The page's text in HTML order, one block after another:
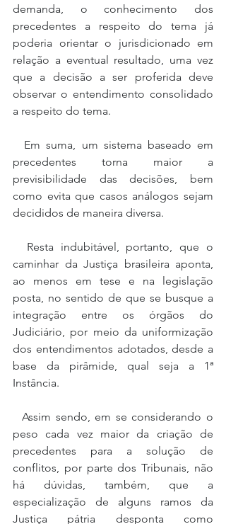
demanda, o conhecimento dos
precedentes a respeito do tema já
poderia orientar o jurisdicionado em
relação a eventual resultado, uma vez
que a decisão a ser proferida deve
observar o entendimento consolidado
a respeito do tema.
precedentes torna maior a
previsibilidade das decisões, bem
como evita que casos análogos sejam
decididos de maneira diversa.
caminhar da Justiça brasileira aponta,
ao menos em tese e na legislação
posta, no sentido de que se busque a
integração entre os órgãos do
Judiciário, por meio da uniformização
dos entendimentos adotados, desde a
base da pirâmide, qual seja a 1ª
Instância.
  Assim sendo, em se considerando o
peso cada vez maior da criação de
precedentes para a solução de
conflitos, por parte dos Tribunais, não
há dúvidas, também, que a
especialização de alguns ramos da
Justiça pátria desponta como